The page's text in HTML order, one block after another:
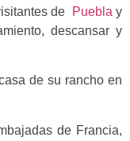
de
Puebla y
descansar y
de su rancho en
de Francia,